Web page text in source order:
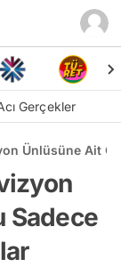
Gerçekler
Ünlüsüne Ait
Sadece